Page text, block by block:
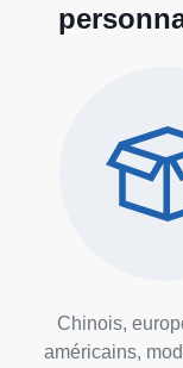
Chinois,
américains,